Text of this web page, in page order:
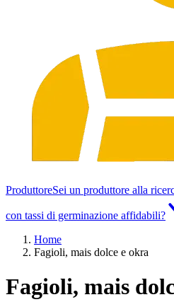
ProduttoreSei un produttore alla
con tassi di germinazione affidabili?
Home
Fagioli, mais dolce e okra
Fagioli, mais